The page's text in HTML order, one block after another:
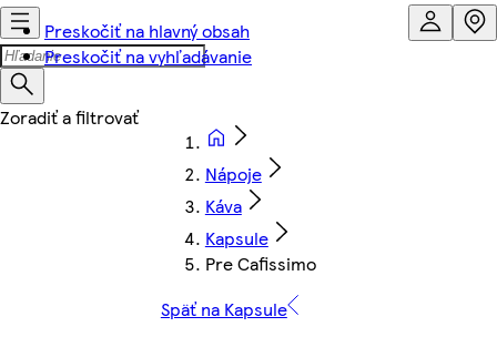
Preskočiť na hlavný obsah
Preskočiť na vyhľadávanie
Nápoje
Káva
Kapsule
Pre Cafissimo
Späť na Kapsule